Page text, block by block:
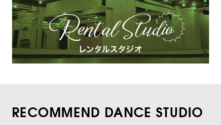
RECOMMEND DANCE STUDIO